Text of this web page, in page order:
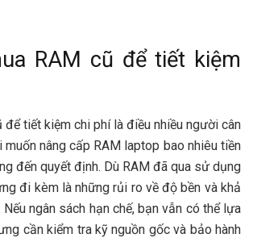
RAM cũ để tiết kiệm
để tiết kiệm chi phí là điều nhiều người cân
nâng cấp RAM laptop bao nhiêu tiền
đến quyết định. Dù RAM đã qua sử dụng
đi kèm là những rủi ro về độ bền và khả
ngân sách hạn chế, bạn vẫn có thể lựa
cần kiểm tra kỹ nguồn gốc và bảo hành